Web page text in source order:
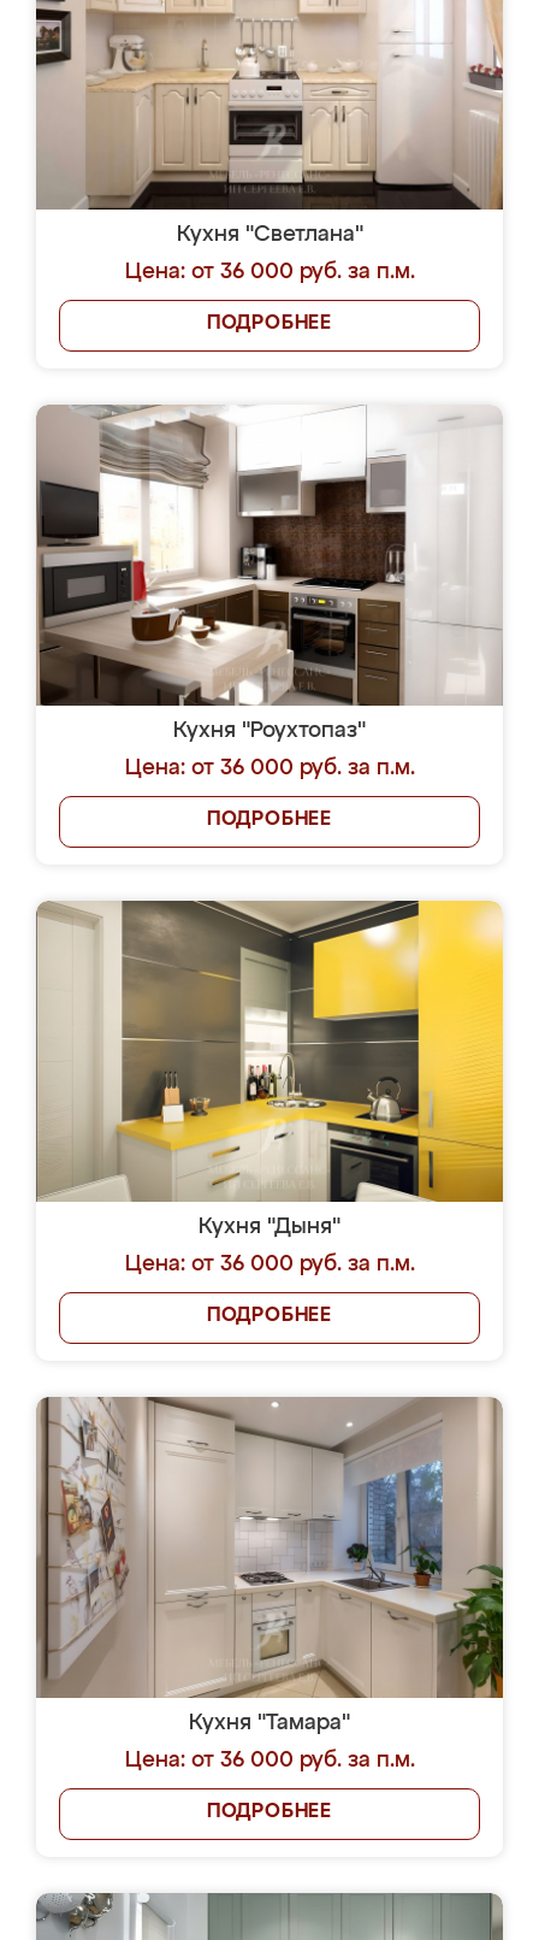
Кухня "Светлана"
Цена: от 36 000 руб. за п.м.
ПОДРОБНЕЕ
Кухня "Роухтопаз"
Цена: от 36 000 руб. за п.м.
ПОДРОБНЕЕ
Кухня "Дыня"
Цена: от 36 000 руб. за п.м.
ПОДРОБНЕЕ
Кухня "Тамара"
Цена: от 36 000 руб. за п.м.
ПОДРОБНЕЕ